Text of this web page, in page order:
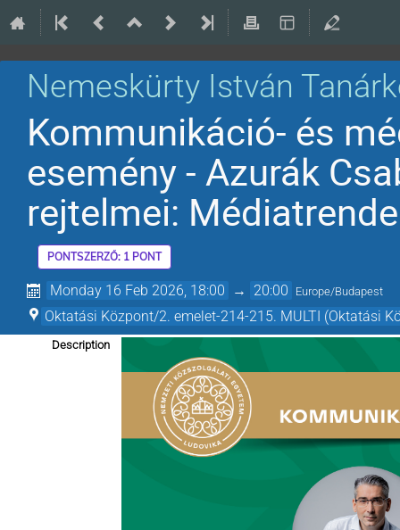
Nemeskürty István
Kommunikáció- és
esemény - Azurák
rejtelmei:
PONTSZERZŐ: 1 PONT
Monday 16 Feb 2026, 18:00 → 20:00 Europe/Budapest
Oktatási Központ/2. emelet-214-215. MULTI (Oktatási
Description